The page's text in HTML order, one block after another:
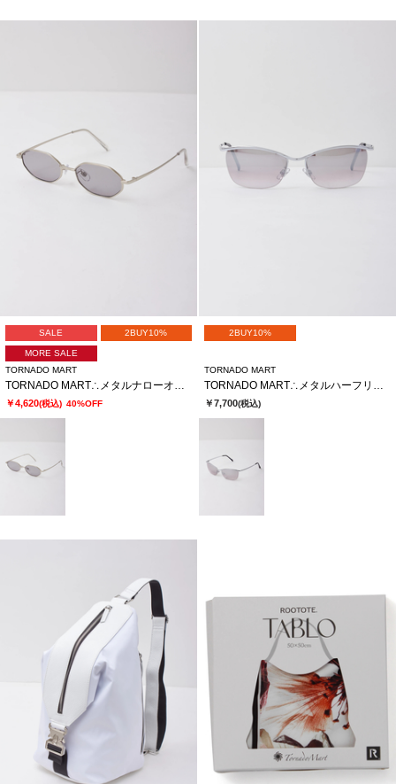
SALE 2BUY10%
MORE SALE
TORNADO MART
TORNADO MART∴メタルナローオクタゴンサングラス
￥4,620(税込) 40%OFF
2BUY10%
TORNADO MART
TORNADO MART∴メタルハーフリムサングラス
￥7,700(税込)